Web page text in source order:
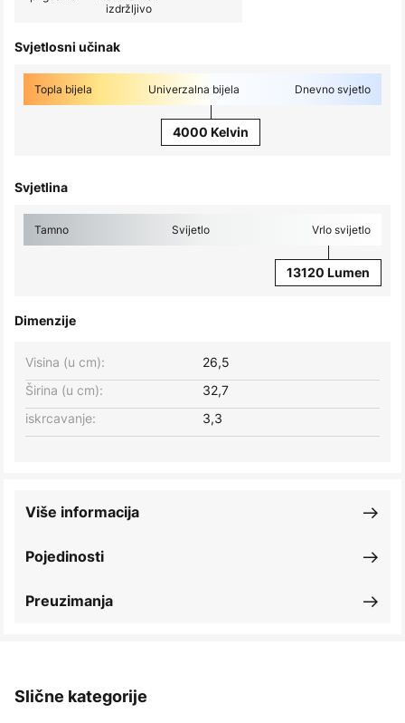
izdržljivo
Svjetlosni učinak
Topla bijela Univerzalna bijela Dnevno svjetlo
4000 Kelvin
Svjetlina
Tamno Svijetlo Vrlo svijetlo
13120 Lumen
Dimenzije
Širina (u cm): 32,7
Visina (u cm): 26,5
iskrcavanje: 3,3
Pojedinosti
Više informacija
Preuzimanja
Slične kategorije